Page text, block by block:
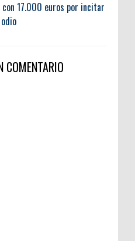
17.000 euros por incitar
COMENTARIO